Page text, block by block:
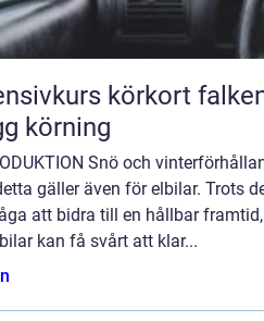
körkort falkenberg
körning
Snö och
gäller även för elbilar. Trots
att bidra till en hållbar
kan få svårt att klar...